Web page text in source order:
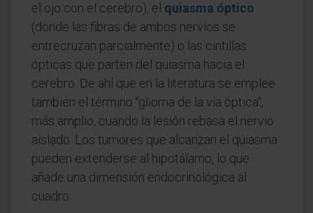
el ojo con el cerebro), el quiasma óptico
(donde las fibras de ambos nervios se
entrecruzan parcialmente) o las cintillas
ópticas que parten del quiasma hacia el
cerebro. De ahí que en la literatura se emplee
también el término "glioma de la vía óptica",
más amplio, cuando la lesión rebasa el nervio
aislado. Los tumores que alcanzan el quiasma
pueden extenderse al hipotálamo, lo que
añade una dimensión endocrinológica al
cuadro.